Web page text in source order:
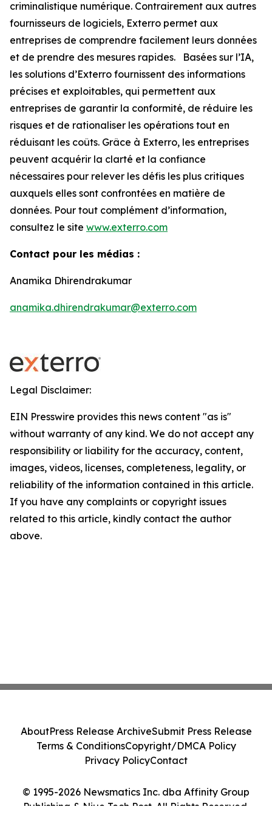
criminalistique numérique. Contrairement aux autres
fournisseurs de logiciels, Exterro permet aux
entreprises de comprendre facilement leurs données
et de prendre des mesures rapides. Basées sur l’IA,
les solutions d’Exterro fournissent des informations
précises et exploitables, qui permettent aux
entreprises de garantir la conformité, de réduire les
risques et de rationaliser les opérations tout en
réduisant les coûts. Grâce à Exterro, les entreprises
peuvent acquérir la clarté et la confiance
nécessaires pour relever les défis les plus critiques
auxquels elles sont confrontées en matière de
données. Pour tout complément d’information,
consultez le site www.exterro.com
Contact pour les médias :
Anamika Dhirendrakumar
anamika.dhirendrakumar@exterro.com
Legal Disclaimer:
EIN Presswire provides this news content "as is"
without warranty of any kind. We do not accept any
responsibility or liability for the accuracy, content,
images, videos, licenses, completeness, legality, or
reliability of the information contained in this article.
If you have any complaints or copyright issues
related to this article, kindly contact the author
above.
© 1995-2026 Newsmatics Inc. dba Affinity Group
Publishing & Niue Tech Post. All Rights Reserved.
AboutPress Release ArchiveSubmit Press Release
Terms & ConditionsCopyright/DMCA Policy
Privacy PolicyContact